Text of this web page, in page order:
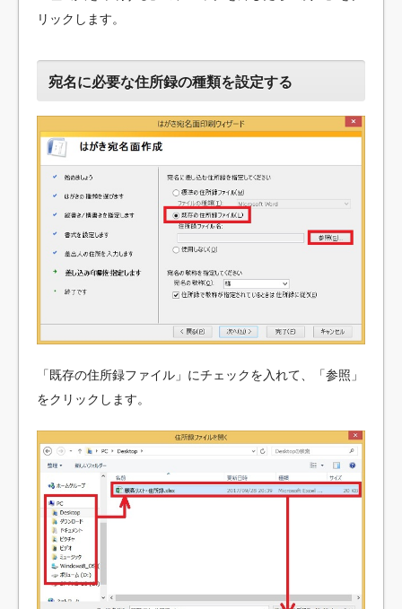
リックします。
宛名に必要な住所録の種類を設定する
「既存の住所録ファイル」にチェックを入れて、「参照」
をクリックします。